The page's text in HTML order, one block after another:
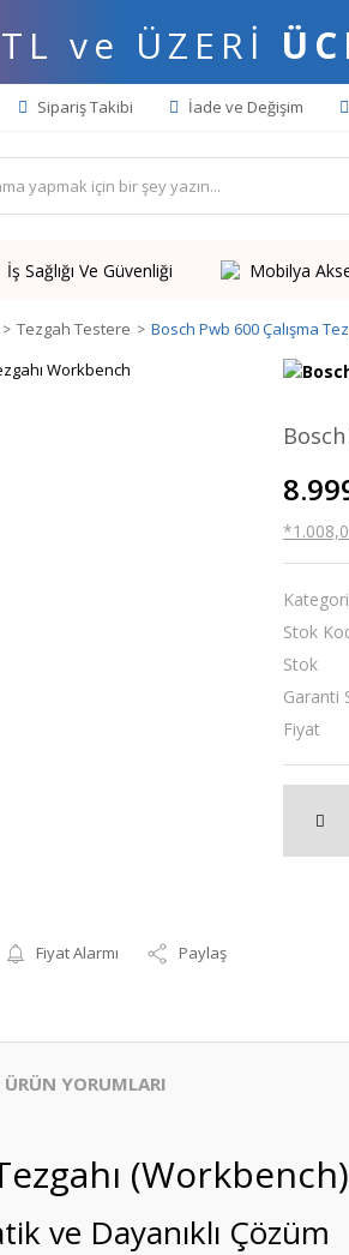
ve ÜZERİ
Sipariş Takibi İade ve Değişim
İş Sağlığı Ve Güvenliği Mobilya
Tezgah Testere Bosch Pwb 600 Çalışma
Fiyat Alarmı Paylaş
Kategori
Stok
Stok
Garanti
Fiyat
ÜRÜN YORUMLARI
(Workbench)
ve Dayanıklı Çözüm